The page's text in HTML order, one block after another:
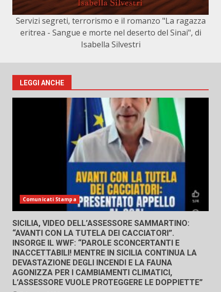
Servizi segreti, terrorismo e il romanzo "La ragazza
eritrea - Sangue e morte nel deserto del Sinai", di
Isabella Silvestri
LEGGI ANCHE
Comunicati Stampa
SICILIA, VIDEO DELL’ASSESSORE SAMMARTINO:
“AVANTI CON LA TUTELA DEI CACCIATORI”.
INSORGE IL WWF: “PAROLE SCONCERTANTI E
INACCETTABILI! MENTRE IN SICILIA CONTINUA LA
DEVASTAZIONE DEGLI INCENDI E LA FAUNA
AGONIZZA PER I CAMBIAMENTI CLIMATICI,
L’ASSESSORE VUOLE PROTEGGERE LE DOPPIETTE”